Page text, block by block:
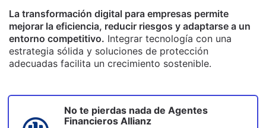
La transformación digital para empresas permite
mejorar la eficiencia, reducir riesgos y adaptarse a un
entorno competitivo. Integrar tecnología con una
estrategia sólida y soluciones de protección
adecuadas facilita un crecimiento sostenible.
No te pierdas nada de Agentes
Financieros Allianz